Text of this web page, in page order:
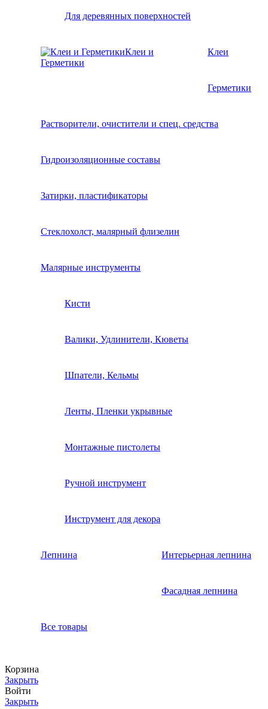
Для деревянных поверхностей
Клеи и
Герметики
Клеи
Герметики
Растворители, очистители и спец. средства
Гидроизоляционные составы
Затирки, пластификаторы
Стеклохолст, малярный флизелин
Малярные инструменты
Кисти
Валики, Удлинители, Кюветы
Шпатели, Кельмы
Ленты, Пленки укрывные
Монтажные пистолеты
Ручной инструмент
Инструмент для декора
Лепнина Интерьерная лепнина
Фасадная лепнина
Все товары
Корзина
Закрыть
Войти
Закрыть